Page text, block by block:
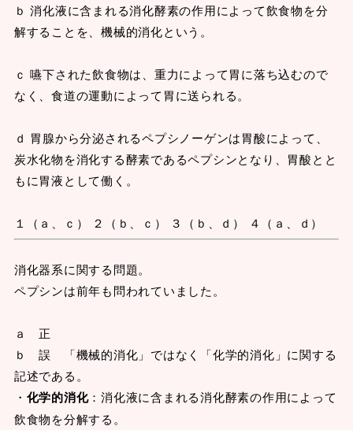
ｂ 消化液に含まれる消化酵素の作用によって飲食物を分
解することを、機械的消化という。
ｃ 嚥下された飲食物は、重力によって胃に落ち込むので
なく、食道の運動によって胃に送られる。
ｄ 胃腺から分泌されるペプシノーゲンは胃酸によって、
炭水化物を消化する酵素であるペプシンとなり、胃酸とと
もに胃液として働く。
１（ａ、ｃ） ２（ｂ、ｃ） ３（ｂ、ｄ） ４（ａ、ｄ）
消化器系に関する問題。
ペプシンは前年も問われていました。
ａ 正
ｂ 誤 「機械的消化」ではなく「化学的消化」に関する
記述である。
・ 化学的消化：消化液に含まれる消化酵素の作用によって
飲食物を分解する。